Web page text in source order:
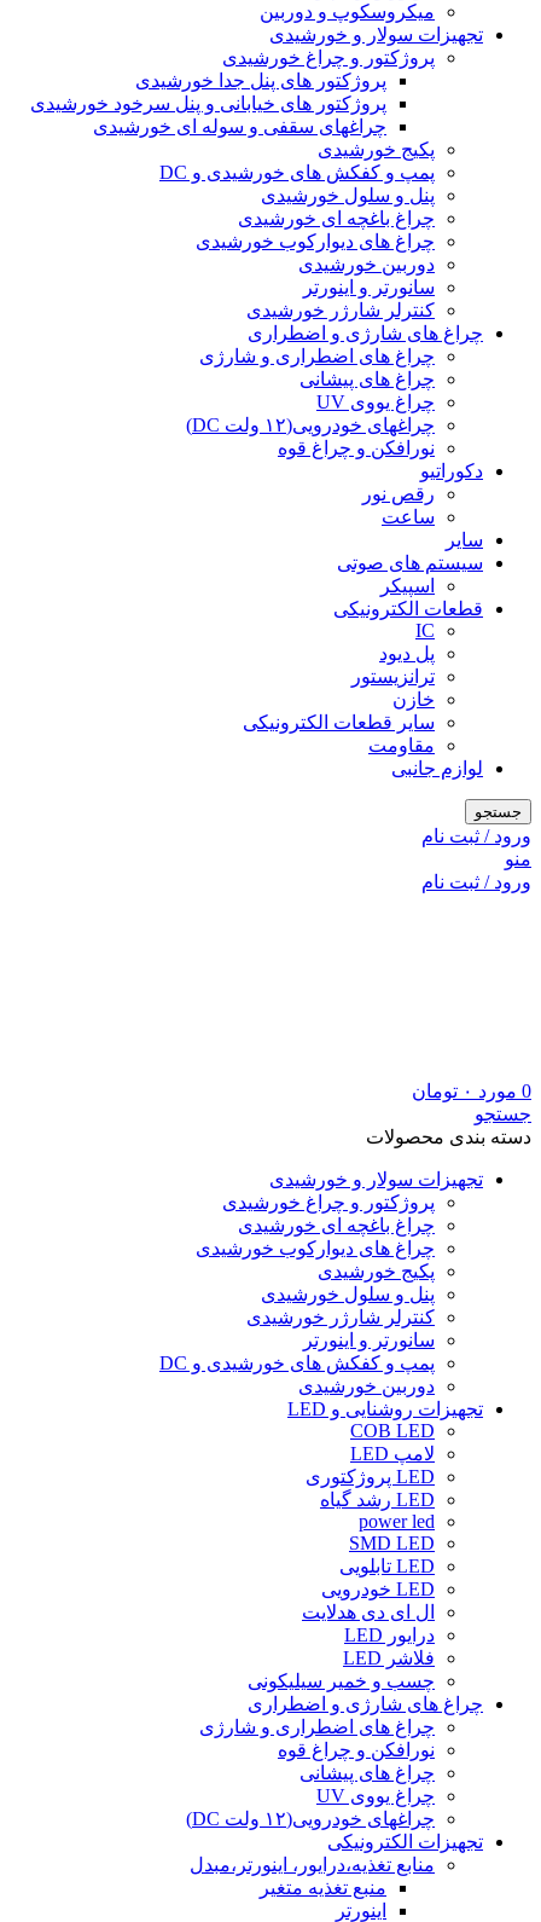
میکروسکوپ و دوربین
تجهیزات سولار و خورشیدی
پروژکتور و چراغ خورشیدی
پروژکتور های پنل جدا خورشیدی
پروژکتور های خیابانی و پنل سرخود خورشیدی
چراغهای سقفی و سوله ای خورشیدی
پکیج خورشیدی
پمپ و کفکش های خورشیدی و DC
پنل و سلول خورشیدی
چراغ باغچه ای خورشیدی
چراغ های دیوارکوب خورشیدی
دوربین خورشیدی
سانورتر و اینورتر
کنترلر شارژر خورشیدی
چراغ های شارژی و اضطراری
چراغ های اضطراری و شارژی
چراغ های پیشانی
چراغ یووی UV
چراغهای خودرویی(۱۲ ولت DC)
نورافکن و چراغ قوه
دکوراتیو
رقص نور
ساعت
سایر
سیستم های صوتی
اسپیکر
قطعات الکترونیکی
IC
پل دیود
ترانزیستور
خازن
سایر قطعات الکترونیکی
مقاومت
لوازم جانبی
جستجو
ورود / ثبت نام
منو
ورود / ثبت نام
0 مورد ۰ تومان
جستجو
دسته بندی محصولات
تجهیزات سولار و خورشیدی
پروژکتور و چراغ خورشیدی
چراغ باغچه ای خورشیدی
چراغ های دیوارکوب خورشیدی
پکیج خورشیدی
پنل و سلول خورشیدی
کنترلر شارژر خورشیدی
سانورتر و اینورتر
پمپ و کفکش های خورشیدی و DC
دوربین خورشیدی
تجهیزات روشنایی و LED
COB LED
لامپ LED
LED پروژکتوری
LED رشد گیاه
power led
SMD LED
LED تابلویی
LED خودرویی
ال ای دی هدلایت
درایور LED
فلاشر LED
چسب و خمیر سیلیکونی
چراغ های شارژی و اضطراری
چراغ های اضطراری و شارژی
نورافکن و چراغ قوه
چراغ های پیشانی
چراغ یووی UV
چراغهای خودرویی(۱۲ ولت DC)
تجهیزات الکترونیکی
منابع تغذیه،درایور، اینورتر،مبدل
منبع تغذیه متغیر
اینورتر